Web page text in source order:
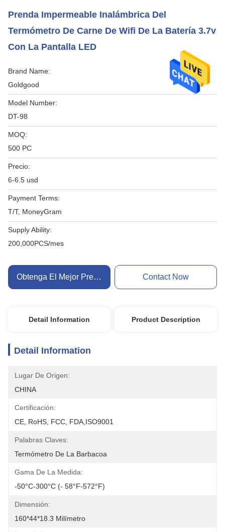
Prenda Impermeable Inalámbrica Del
Termómetro De Carne De Wifi De La Batería 3.7v
Con La Pantalla LED
Brand Name:
Goldgood
Model Number:
DT-98
MOQ:
500 PC
Precio:
6-6.5 usd
Payment Terms:
T/T, MoneyGram
Supply Ability:
200,000PCS/mes
Obtenga El Mejor Precio Contact Now
Detail Information Product Description
Detail Information
Lugar De Origen:
CHINA
Certificación:
CE, RoHS, FCC, FDA,ISO9001
Palabras Claves:
Termómetro De La Barbacoa
Gama De La Medida:
-50°C-300°C (- 58°F-572°F)
Dimensión:
160*44*18.3 Milímetro